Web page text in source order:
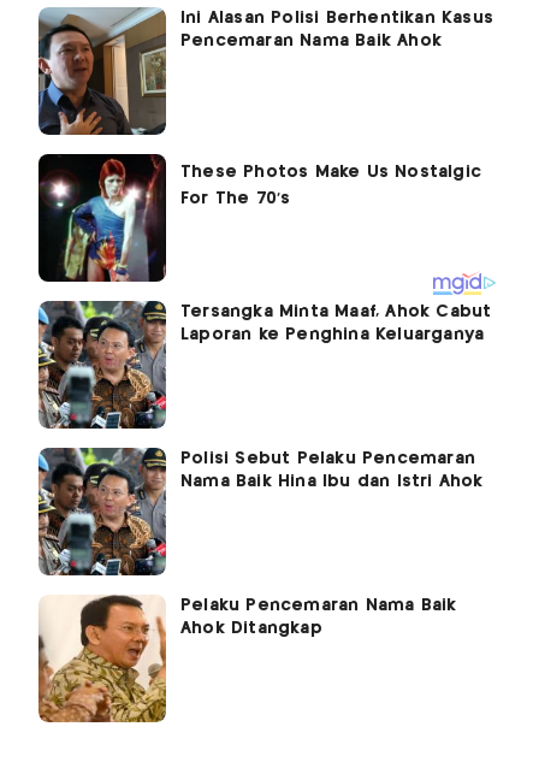
Ini Alasan Polisi Berhentikan Kasus
Pencemaran Nama Baik Ahok
Tersangka Minta Maaf, Ahok Cabut
Laporan ke Penghina Keluarganya
Polisi Sebut Pelaku Pencemaran
Nama Baik Hina Ibu dan Istri Ahok
Pelaku Pencemaran Nama Baik
Ahok Ditangkap